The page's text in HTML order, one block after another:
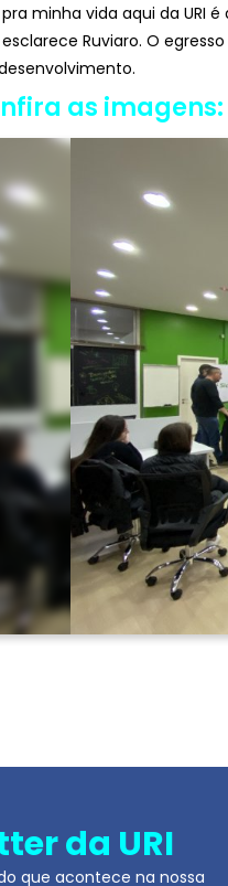
minha vida aqui da URI
esclarece Ruviaro. O
as imagens:
da URI
que acontece na nossa